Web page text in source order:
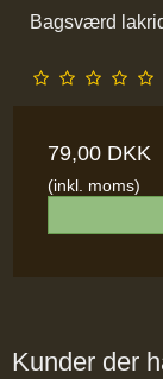
Bagsværd
79,00 DKK
(inkl. moms)
Kunder der